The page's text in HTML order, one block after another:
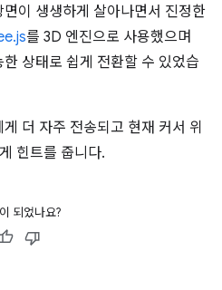
이 생생하게 살아나면서 진정한
를 3D 엔진으로 사용했으며
상태로 쉽게 전환할 수 있었습
더 자주 전송되고 현재 커서 위
힌트를 줍니다.
되었나요?